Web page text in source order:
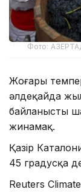
Фото:
Жоғары
әлдеқайда
байланысты
жинамақ.
Қазір
45 градусқа
Reuters